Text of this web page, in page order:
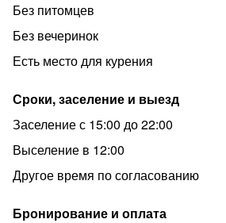
Без питомцев
Без вечеринок
Есть место для курения
Сроки, заселение и выезд
Заселение с 15:00 до 22:00
Выселение в 12:00
Другое время по согласованию
Бронирование и оплата